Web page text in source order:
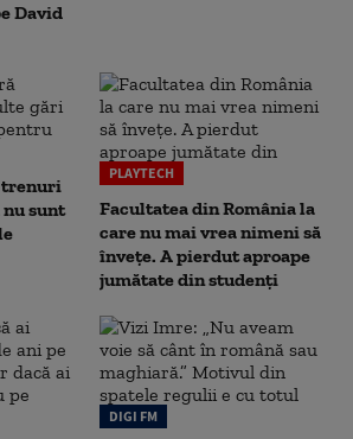
David
trenuri
sunt
PLAYTECH
Facultatea din România la
care nu mai vrea nimeni să
înveţe. A pierdut aproape
jumătate din studenţi
DIGI FM